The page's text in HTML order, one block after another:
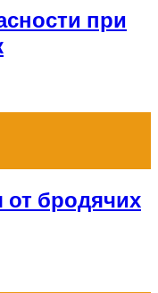
при
от бродячих